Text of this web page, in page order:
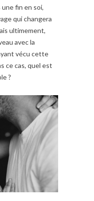
fin en soi,
qui changera
ultimement,
avec la
vécu cette
ce cas, quel est
?